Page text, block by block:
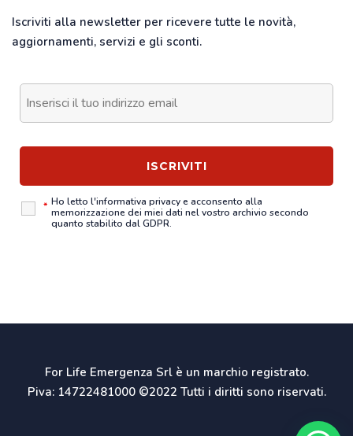
Iscriviti alla newsletter per ricevere tutte le novità,
aggiornamenti, servizi e gli sconti.
* Ho letto l'informativa privacye acconsento alla
memorizzazione dei miei dati nel vostro archivio secondo
quanto stabilito dal GDPR.
For Life Emergenza Srl è un marchio registrato.
Piva: 14722481000 ©2022 Tutti i diritti sono riservati.